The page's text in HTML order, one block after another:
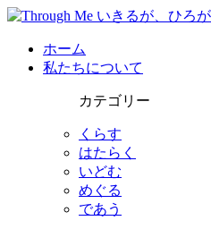
ホーム
私たちについて
カテゴリー
くらす
はたらく
いどむ
めぐる
であう